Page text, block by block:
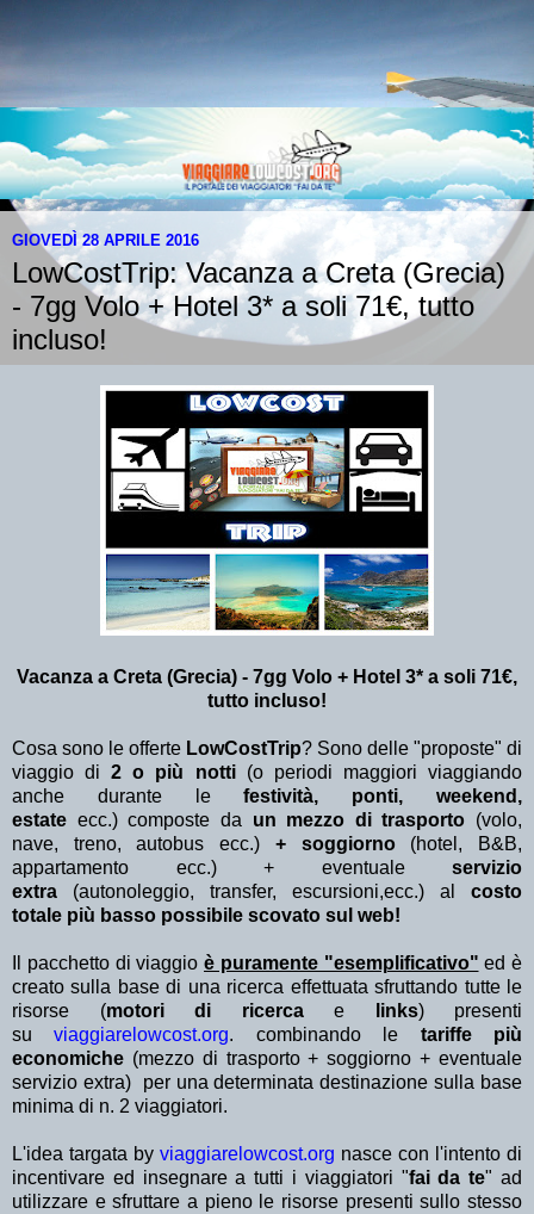
GIOVEDÌ 28 APRILE 2016
LowCostTrip: Vacanza a Creta (Grecia)
- 7gg Volo + Hotel 3* a soli 71€, tutto
incluso!
Vacanza a Creta (Grecia) - 7gg Volo + Hotel 3* a soli 71€,
tutto incluso!
Cosa sono le offerte LowCostTrip? Sono delle "proposte" di
viaggio di2 o più notti (o periodi maggiori viaggiando
anche durante lefestività, ponti, weekend,
estate ecc.) composte da un mezzo di trasporto (volo,
nave, treno, autobus ecc.) + soggiorno(hotel, B&B,
appartamento ecc.) + eventuale servizio
extra (autonoleggio, transfer, escursioni,ecc.) al costo
totale più basso possibile scovato sul web!
Il pacchetto di viaggio è puramente "esemplificativo" ed è
creato sulla base di una ricerca effettuata sfruttando tutte le
risorse (motori di ricerca e links) presenti
suviaggiarelowcost.org. combinando le tariffe più
economiche (mezzo di trasporto + soggiorno + eventuale
servizio extra)
per una determinata destinazione sulla base
minima di n. 2 viaggiatori.
L'idea targata by viaggiarelowcost.org nasce con l'intento di
incentivare ed insegnare a tutti i viaggiatori "fai da te" ad
utilizzare e sfruttare a pieno le risorse presenti sullo stesso